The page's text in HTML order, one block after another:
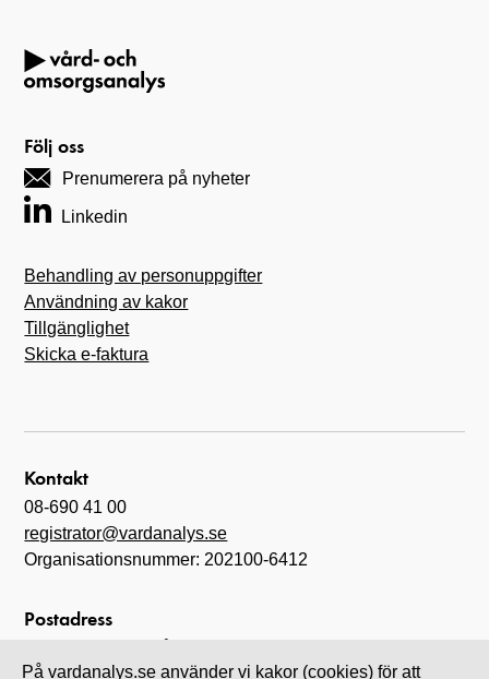
Följ oss
Prenumerera på nyheter
Linkedin
Behandling av personuppgifter
Användning av kakor
Tillgänglighet
Skicka e-faktura
Kontakt
08-690 41 00
registrator@vardanalys.se
Organisationsnummer: 202100-6412
Postadress
Box 6070
På vardanalys.se använder vi kakor (cookies) för att